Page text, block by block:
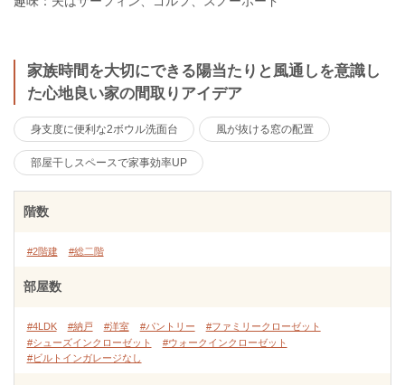
家族時間を大切にできる陽当たりと風通しを意識し
た心地良い家の間取りアイデア
身支度に便利な2ボウル洗面台 風が抜ける窓の配置
部屋干しスペースで家事効率UP
階数
#2階建 #総二階
部屋数
#4LDK #納戸 #洋室 #パントリー
#ファミリークローゼット
#シューズインクローゼット
#ウォークインクローゼット
#ビルトインガレージなし